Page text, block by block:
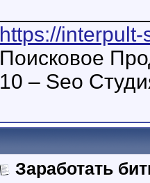
https://
Поисковое
10 – Seo
Заработать